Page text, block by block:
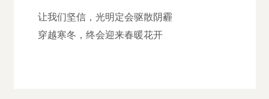
让我们坚信，光明定会驱散阴霾
穿越寒冬，终会迎来春暖花开